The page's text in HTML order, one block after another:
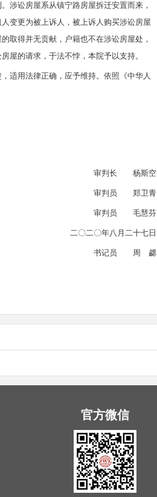
涉讼房屋系从镇宁路房屋拆迁安置而来，
变更为被上诉人，被上诉人购买涉讼房屋
取得并无贡献，户籍也不在涉讼房屋处，
屋的请求，于法不悖，本院予以支持。
适用法律正确，应予维持。依照《中华人
审判长 杨斯空
审判员 郑卫青
审判员 毛慧芬
二〇二〇年八月二十七日
书记员 周 勰
官方微信